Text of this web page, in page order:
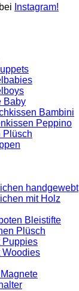
Instagram!
Baby
Bambini
Peppino
Plüsch
handgewebt
mit Holz
Bleistifte
Plüsch
Puppies
Woodies